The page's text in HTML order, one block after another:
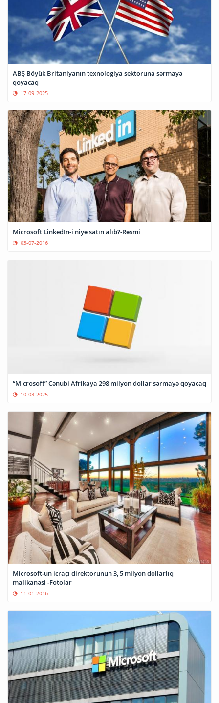
ABŞ Böyük Britaniyanın texnologiya sektoruna sərmayə
qoyacaq
17-09-2025
Microsoft LinkedIn-i niyə satın alıb?-Rəsmi
03-07-2016
“Microsoft” Cənubi Afrikaya 298 milyon dollar sərmayə qoyacaq
10-03-2025
Microsoft-un icraçı direktorunun 3, 5 milyon dollarlıq
malikanəsi -Fotolar
11-01-2016